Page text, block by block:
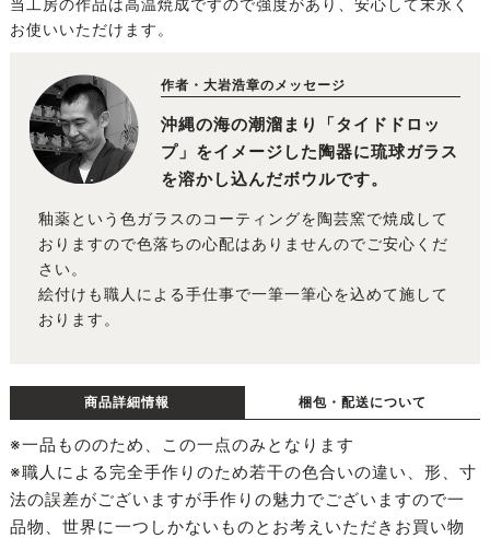
お使いいただけます。
作者・大岩浩章のメッセージ
沖縄の海の潮溜まり「タイドドロッ
プ」をイメージした陶器に琉球ガラス
を溶かし込んだボウルです。
釉薬という色ガラスのコーティングを陶芸窯で焼成して
おりますので色落ちの心配はありませんのでご安心くだ
さい。
絵付けも職人による手仕事で一筆一筆心を込めて施して
おります。
商品詳細情報 梱包・配送について
※一品もののため、この一点のみとなります
※職人による完全手作りのため若干の色合いの違い、形、寸
法の誤差がございますが手作りの魅力でございますので一
品物、世界に一つしかないものとお考えいただきお買い物